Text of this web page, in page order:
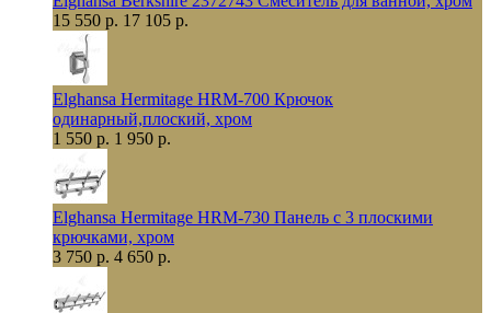
15 550 р. 17 105 р.
Elghansa Hermitage HRM-700 Крючок
одинарный,плоский, хром
1 550 р. 1 950 р.
Elghansa Hermitage HRM-730 Панель с 3 плоскими
крючками, хром
3 750 р. 4 650 р.